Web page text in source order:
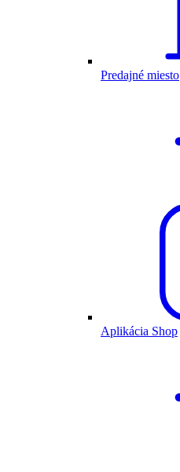
Predajné miesto
Aplikácia Shop